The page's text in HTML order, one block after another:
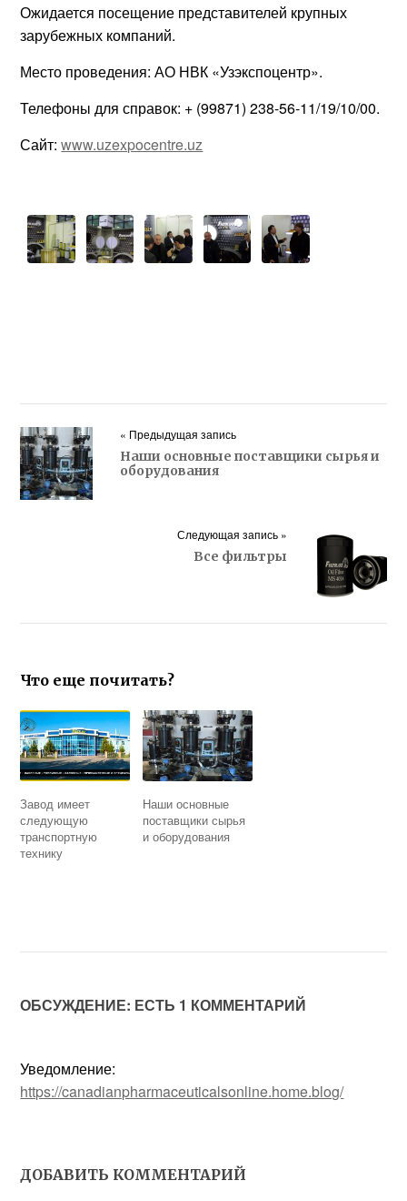
Ожидается посещение представителей крупных
зарубежных компаний.
Место проведения: АО НВК «Узэкспоцентр».
Телефоны для справок: + (99871) 238-56-11/19/10/00.
Сайт:www.uzexpocentre.uz
« Предыдущая запись
Наши основные поставщики сырья и
оборудования
Следующая запись »
Все фильтры
Что еще почитать?
Завод имеет
следующую
транспортную
технику
Наши основные
поставщики сырья
и оборудования
ОБСУЖДЕНИЕ: ЕСТЬ 1 КОММЕНТАРИЙ
Уведомление:
https://canadianpharmaceuticalsonline.home.blog/
ДОБАВИТЬ КОММЕНТАРИЙ